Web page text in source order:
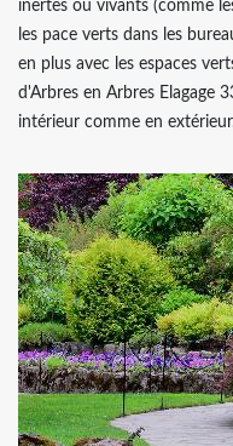
inertes ou vivants (comme
les pace verts dans les
en plus avec les espaces
d'Arbres en Arbres Elagage
intérieur comme en